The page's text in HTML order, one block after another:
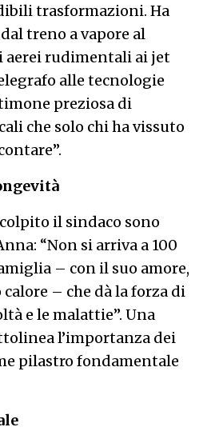
trasformazioni. Ha
treno a vapore al
aerei rudimentali ai jet
alle tecnologie
preziosa di
che solo chi ha vissuto
il sindaco sono
“Non si arriva a 100
– con il suo amore,
calore – che dà la forza di
e le malattie”. Una
l’importanza dei
pilastro fondamentale